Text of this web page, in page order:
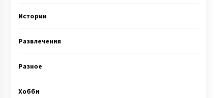
Истории
Развлечения
Разное
Хобби